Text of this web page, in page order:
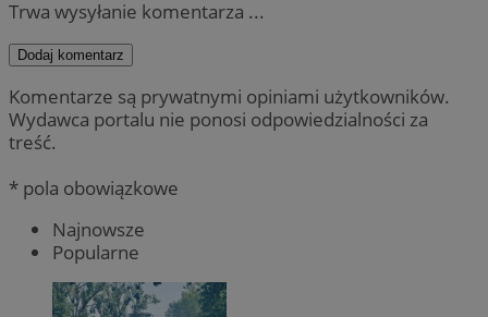
Trwa wysyłanie komentarza ...
Dodaj komentarz
Komentarze są prywatnymi opiniami użytkowników.
Wydawca portalu nie ponosi odpowiedzialności za
treść.
* pola obowiązkowe
Najnowsze
Popularne